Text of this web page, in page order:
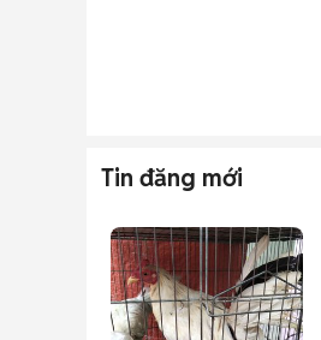
Tin đăng mới